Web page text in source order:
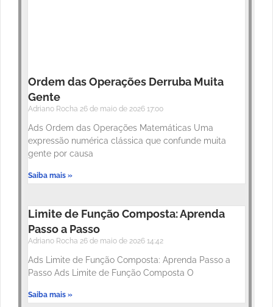
Ordem das Operações Derruba Muita
Gente
Adriano Rocha 26 de maio de 2026 17:00
Ads Ordem das Operações Matemáticas Uma
expressão numérica clássica que confunde muita
gente por causa
Saiba mais »
Limite de Função Composta: Aprenda
Passo a Passo
Adriano Rocha 26 de maio de 2026 14:42
Ads Limite de Função Composta: Aprenda Passo a
Passo Ads Limite de Função Composta O
Saiba mais »